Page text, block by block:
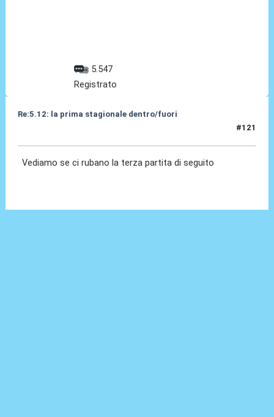
5.547
Registrato
Re:5.12: la prima stagionale dentro/fuori
#121
Vediamo se ci rubano la terza partita di seguito